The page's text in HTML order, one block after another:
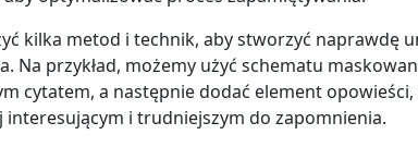
kilka metod i technik, aby stworzyć naprawdę
Na przykład, możemy użyć schematu
cytatem, a następnie dodać element opowieści,
interesującym i trudniejszym do zapomnienia.